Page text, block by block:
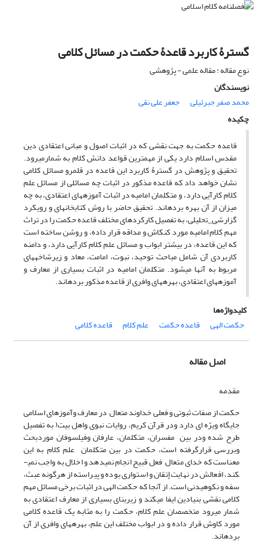
گسترۀ کاربرد قاعدۀ حکمت در مسائل کلامی
نوع مقاله : مقاله علمی - پژوهشی
نویسندگان
محمد صفر جبرئیلی
جعفر علی نقی
چکیده
قاعده حکمت به جهت نقشی که در اثبات اصول و مبانی اعتقادی دین
مقدس اسلام دارد یکی از مهم­ترین قواعد دانش کلام به شمارمی­رود.
تحقیق و پژوهش در گسترۀ کاربرد این قاعده در قلمرو مسائل کلامی
نشان خواهد داد که قاعده مذکور در اثبات چه مسائلی از مسائل علم
کلام کارآیی دارد، و متکلمان امامیه در اثبات آموزه­های اعتقادی، به چه
میزان از آن بهره برده­اند. تحقیق حاضر با روش کتابخانه­ای و رویکرد
گزارشی­_تحلیلی، به تفصیل کارکردهای مختلف قاعده حکمت را در تراث
مهم کلام امامیه مورد کنکاش و مداقه قرار داده، و روشن ساخته است
که این قاعده، در بیشتر ابواب و مسائل علم کلام کارآیی دارد، و دامنه
کاربردی آن شامل مباحث توحید، نبوت، امامت، معاد و زیرشاخه­های
مربوط به آن­ها می­شود. متکلمان امامیه در اثبات بسیاری از معارف و
آموزه­های اعتقادی، بهره­های وافری از قاعده مذکور برده­اند.
کلیدواژه‌ها
حکمت الهی
قاعده حکمت علم کلام قاعده کلامی
اصل مقاله
مقدمه
حکمت از صفات ثبوتی و فعلی خداوند متعال در معارف وآموزهای اسلامی
جایگاه ویژه ای دارد ودر قرآن کریم، روایات نبوی واهل بیت( به تفصیل
طرح شده ودر بین مفسران، متکلمان، عارفان وفیلسوفان موردبحث
وبررسی قرارگرفته است، حکمت در بین متکلمان علم کلام به این
معناست که خدای متعال فعل قبیح انجام نمی­دهد و اخلال به واجب نمی­
کند، افعالش در نهایت إتقان و استواری بوده و پیراسته از هرگونه عبث،
سفه و نکوهیدنی است. از­ آنجا که حکمت الهی در اثبات برخی مسائل مهم
کلامی نقشی بنیادین ایفا می­کند و زیربنای بسیاری از معارف اعتقادی به
شمار می­رود متخصصان علم کلام، حکمت را به مثابه یک قاعده کلامی
مورد کاوش قرار داده و در ابواب مختلف این علم، بهره­های وافری از آن
برده­اند.